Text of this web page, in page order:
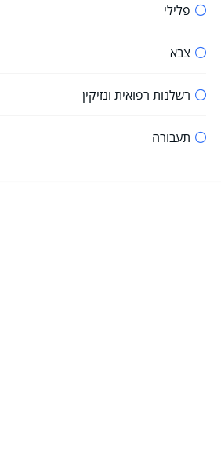
פלילי
צבא
רשלנות רפואית ונזיקין
תעבורה